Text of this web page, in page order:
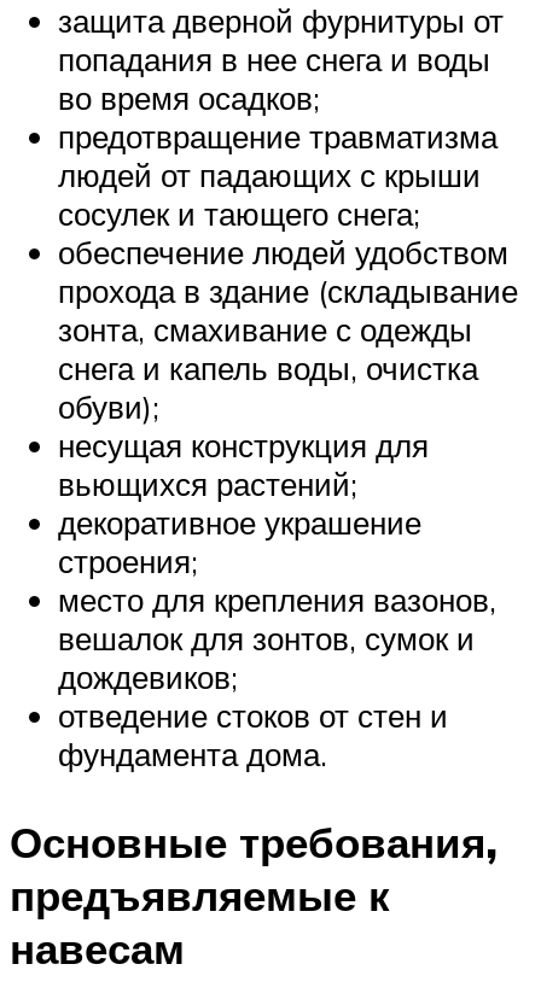
защита дверной фурнитуры от
попадания в нее снега и воды
во время осадков;
предотвращение травматизма
людей от падающих с крыши
сосулек и тающего снега;
обеспечение людей удобством
прохода в здание (складывание
зонта, смахивание с одежды
снега и капель воды, очистка
обуви);
несущая конструкция для
вьющихся растений;
декоративное украшение
строения;
место для крепления вазонов,
вешалок для зонтов, сумок и
дождевиков;
отведение стоков от стен и
фундамента дома.
Основные требования,
предъявляемые к
навесам